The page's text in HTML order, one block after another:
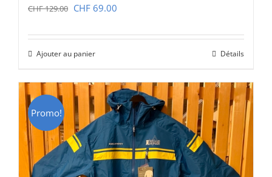
CHF129.00 Le
initial
était :
CHF 129.00.
CHF 69.00
actuel
CHF 69.00.
Ajouter au panier Détails
Promo!